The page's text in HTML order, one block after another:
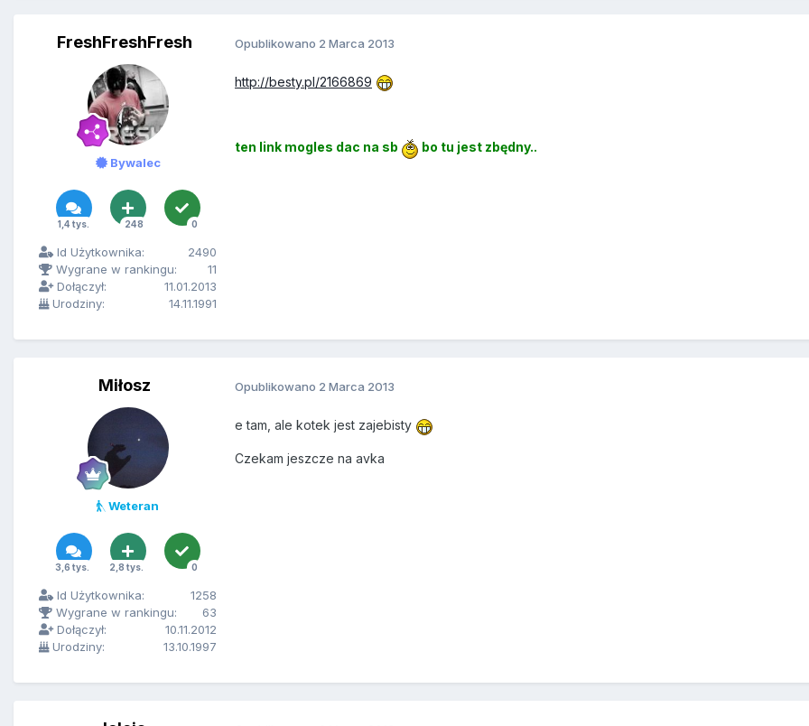
FreshFreshFresh
Bywalec
1,4 tys. 248 0
Id Użytkownika:
2490
Wygrane w rankingu:
11
Dołączył:
11.01.2013
Urodziny:
14.11.1991
Opublikowano 2 Marca 2013
http://besty.pl/2166869
ten link mogles dac na sb bo tu jest zbędny..
Miłosz
Weteran
3,6 tys. 2,8 tys. 0
Id Użytkownika:
1258
Wygrane w rankingu:
63
Dołączył:
10.11.2012
Urodziny:
13.10.1997
Opublikowano 2 Marca 2013
e tam, ale kotek jest zajebisty
Czekam jeszcze na avka